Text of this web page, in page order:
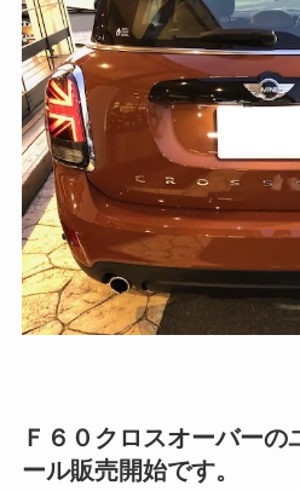
Ｆ６０クロスオーバー
ール販売開始です。